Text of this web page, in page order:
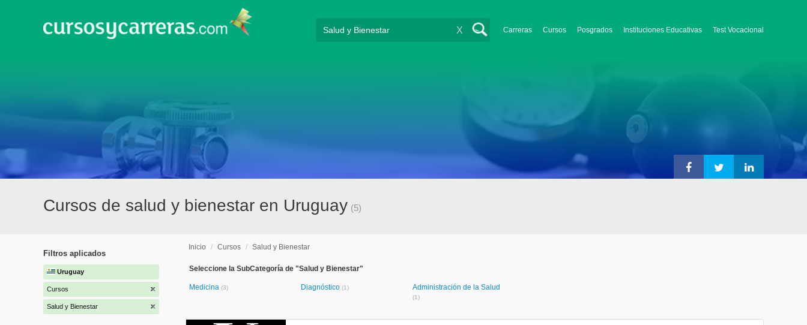
Carreras Cursos Posgrados Instituciones Educativas Test Vocacional
X
Cursos de salud y bienestar en Uruguay (5)
Filtros aplicados
Uruguay
Cursos
Salud y Bienestar
Inicio / Cursos / Salud y Bienestar
Seleccione la SubCategoría de "Salud y Bienestar"
Medicina (3) Diagnóstico (1) Administración de la Salud
(1)